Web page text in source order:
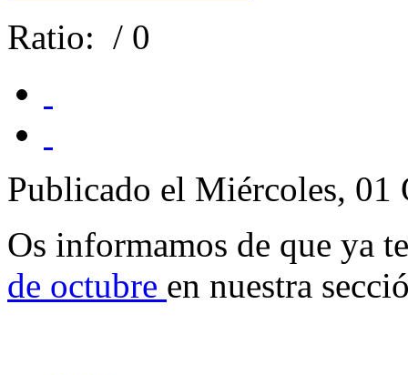
Ratio: / 0
Publicado el Miércoles, 01
Os informamos de que ya
de octubre en nuestra